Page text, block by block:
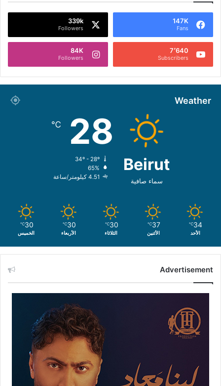
147K
Fans
339k
Followers
7٬640
Subscribers
84K
Followers
Weather
Beirut
سماء صافية
28
℃
65%
4.51 كيلومتر/ساعة
34
℃
الأحد
37
℃
الأثنين
30
℃
الثلاثاء
30
℃
الأربعاء
30
℃
الخميس
Advertisement